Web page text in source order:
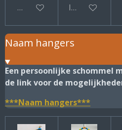
Bekijk details In
Naam hangers
Een persoonlijke schommel
de link voor de
***Naam hangers***